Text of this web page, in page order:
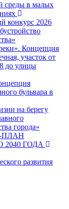
среды в малых
конкурс 2026
Концепция
участок от
до улицы
бульвара в
на берегу
города»
ПЛАН
ГОДА
развития